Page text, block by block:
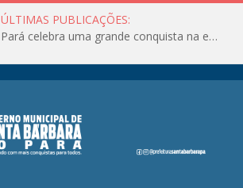
ÚLTIMAS PUBLICAÇÕES:
Santa Bárbara do Pará celebra uma grande conquista na educação!